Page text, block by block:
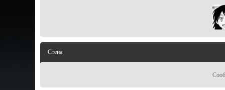
Стена